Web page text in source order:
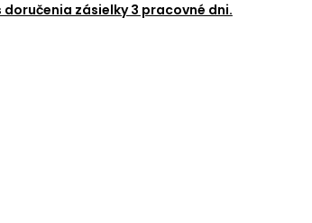
zásielky 3 pracovné dni.